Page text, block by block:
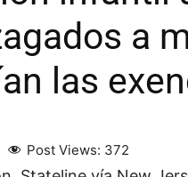
a
las
Post Views: 372